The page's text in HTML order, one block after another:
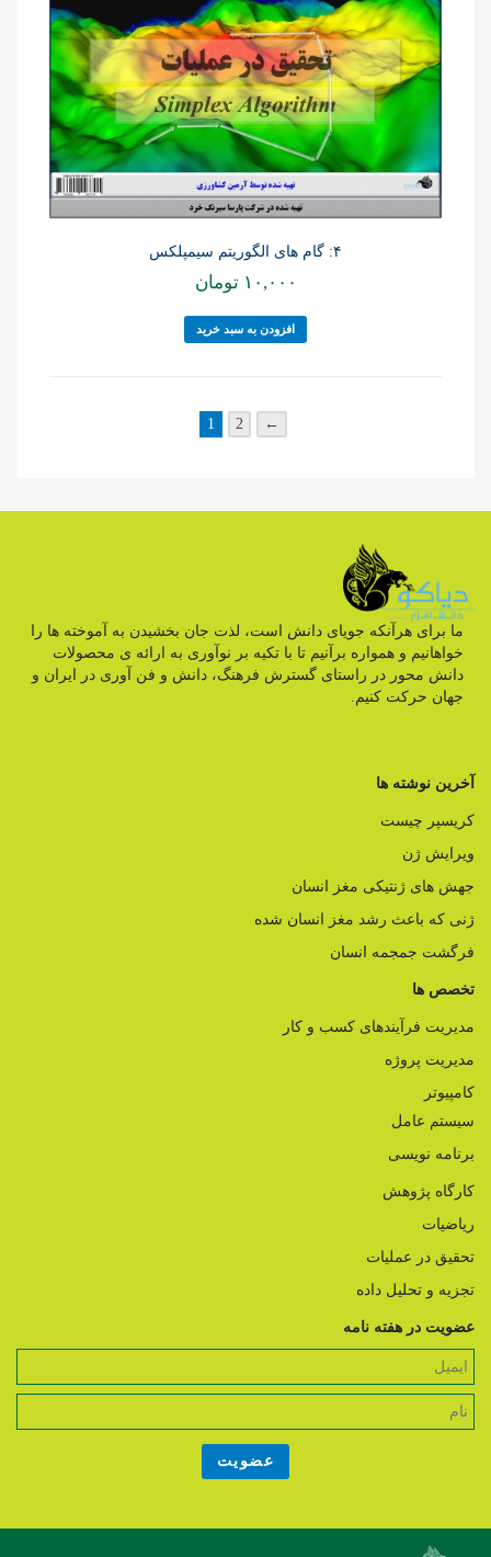
۴: گام های الگوریتم سیمپلکس
۱۰,۰۰۰ تومان
افزودن به سبد خرید
1 2 ←
ما برای هرآنکه جویای دانش است، لذت جان بخشیدن به آموخته ها را
خواهانیم و همواره برآنیم تا با تکیه بر نوآوری به ارائه ی محصولات
دانش محور در راستای گسترش فرهنگ، دانش و فن آوری در ایران و
جهان حرکت کنیم.
آخرین نوشته ها
کریسپر چیست
ویرایش ژن
جهش های ژنتیکی مغز انسان
ژنی که باعث رشد مغز انسان شده
فرگشت جمجمه انسان
تخصص ها
مدیریت فرآیندهای کسب و کار
مدیریت پروژه
کامپیوتر
سیستم عامل
برنامه نویسی
کارگاه پژوهش
ریاضیات
تحقیق در عملیات
تجزیه و تحلیل داده
عضویت در هفته نامه